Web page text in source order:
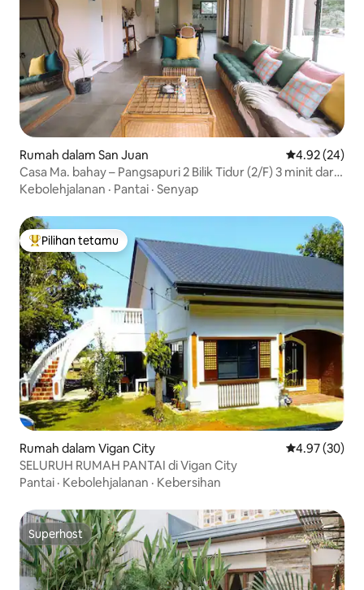
Rumah dalam San Juan Penarafan
4.92 (24)
Casa Ma. bahay – Pangsapuri 2 Bilik Tidur (2/F) 3 minit dari
Pantai
Kebolehjalanan · Pantai · Senyap
Pilihan utama tetamu
Pilihan tetamu
Rumah dalam Vigan City Penarafan
4.97 (30)
SELURUH RUMAH PANTAI di Vigan City
Pantai · Kebolehjalanan · Kebersihan
Superhost
Superhost